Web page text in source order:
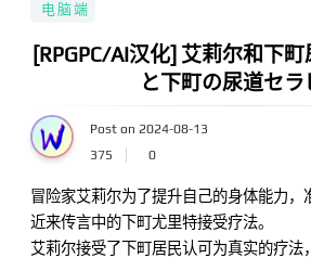
电脑端
[RPGPC/AI汉化] 艾莉尔和下
と下町の尿道セラ
Post on 2024-08-13
375
0
冒险家艾莉尔为了提升自己的身体能力，
近来传言中的下町尤里特接受疗法。
艾莉尔接受了下町居民认可为真实的疗法